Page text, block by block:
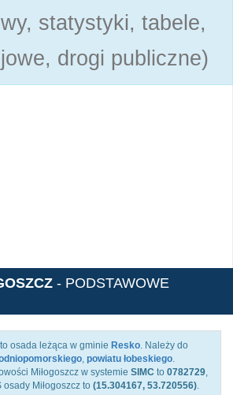
statystyki, tabele,
drogi publiczne)
- PODSTAWOWE
to osada leżąca w gminie Resko. Należy do
, powiatu łobeskiego.
Miłogoszcz w systemie SIMC to 0782729,
osady Miłogoszcz to (15.304167, 53.720556).